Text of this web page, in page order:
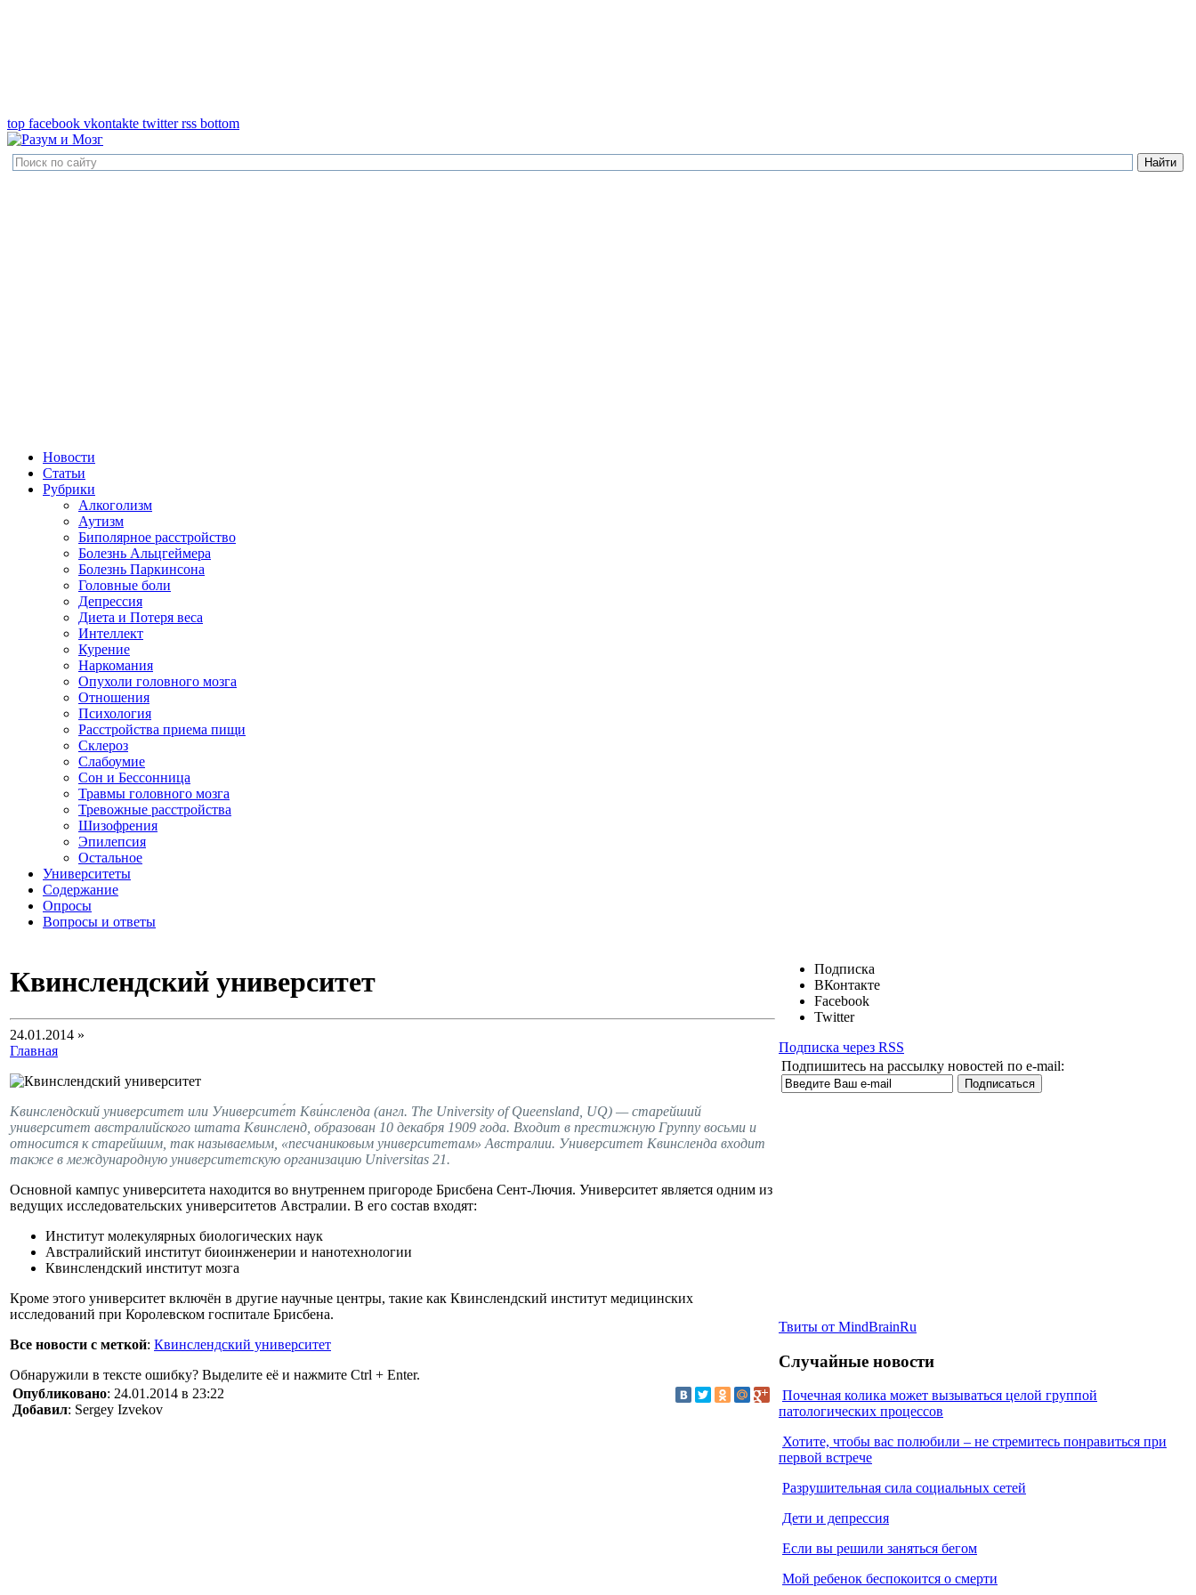
top facebook vkontakte twitter rss bottom
Новости
Статьи
Рубрики
Алкоголизм
Аутизм
Биполярное расстройство
Болезнь Альцгеймера
Болезнь Паркинсона
Головные боли
Депрессия
Диета и Потеря веса
Интеллект
Курение
Наркомания
Опухоли головного мозга
Отношения
Психология
Расстройства приема пищи
Склероз
Слабоумие
Сон и Бессонница
Травмы головного мозга
Тревожные расстройства
Шизофрения
Эпилепсия
Остальное
Университеты
Содержание
Опросы
Вопросы и ответы
Квинслендский университет
24.01.2014 »
Главная
Квинслендский университет или Университе́т Кви́нсленда (англ. The University of Queensland, UQ) — старейший
университет австралийского штата Квинсленд, образован 10 декабря 1909 года. Входит в престижную Группу восьми и
относится к старейшим, так называемым, «песчаниковым университетам» Австралии. Университет Квинсленда входит
также в международную университетскую организацию Universitas 21.
Основной кампус университета находится во внутреннем пригороде Брисбена Сент-Лючия. Университет является одним из
ведущих исследовательских университетов Австралии. В его состав входят:
Институт молекулярных биологических наук
Австралийский институт биоинженерии и нанотехнологии
Квинслендский институт мозга
Кроме этого университет включён в другие научные центры, такие как Квинслендский институт медицинских
исследований при Королевском госпитале Брисбена.
Все новости с меткой: Квинслендский университет
Обнаружили в тексте ошибку? Выделите её и нажмите Ctrl + Enter.
Опубликовано: 24.01.2014 в 23:22
Добавил: Sergey Izvekov
Подписка
ВКонтакте
Facebook
Twitter
Подписка через RSS
Подпишитесь на рассылку новостей по e-mail:
Твиты от MindBrainRu
Случайные новости
Почечная колика может вызываться целой группой
патологических процессов
Хотите, чтобы вас полюбили – не стремитесь понравиться при
первой встрече
Разрушительная сила социальных сетей
Дети и депрессия
Если вы решили заняться бегом
Мой ребенок беспокоится о смерти